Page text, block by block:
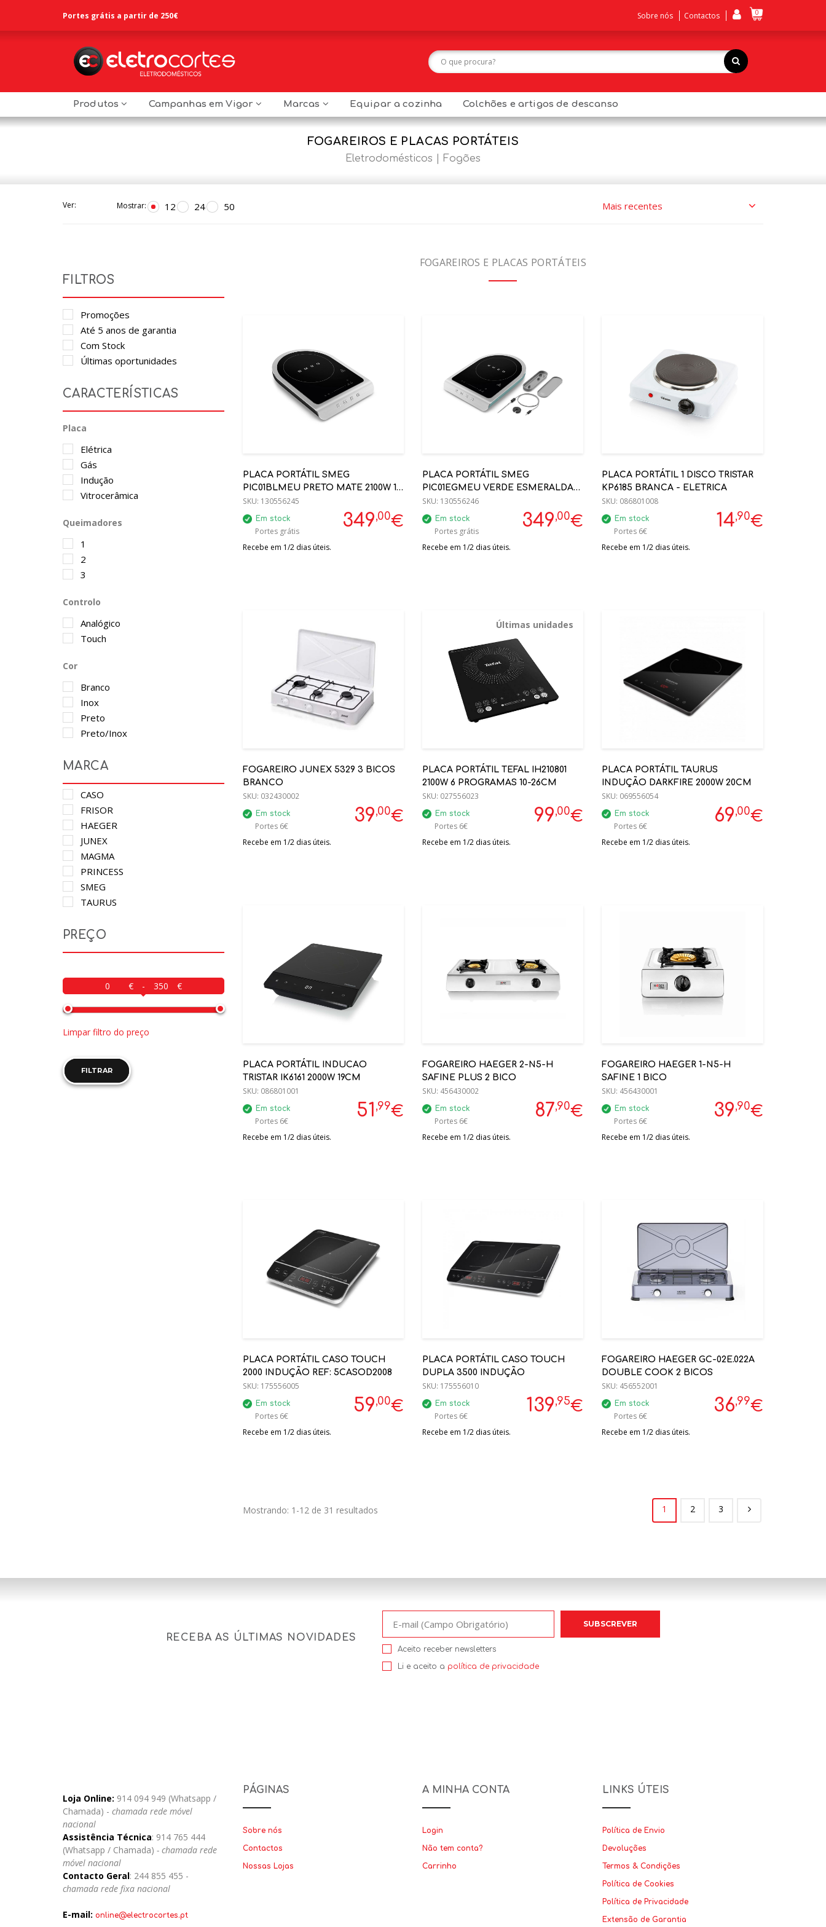
Portes grátis a partir de 250€ Sobre nós Contactos 0
Produtos Campanhas em Vigor Marcas Equipar a cozinha Colchões e artigos de descanso
FOGAREIROS E PLACAS PORTÁTEIS
Eletrodomésticos Fogões
Ver: Mostrar: 12 24 50
FILTROS
Promoções
Até 5 anos de garantia
Com Stock
Últimas oportunidades
CARACTERÍSTICAS
Placa
Elétrica
Gás
Indução
Vitrocerâmica
Queimadores
1
2
3
Controlo
Analógico
Touch
Cor
Branco
Inox
Preto
Preto/Inox
MARCA
CASO
FRISOR
HAEGER
JUNEX
MAGMA
PRINCESS
SMEG
TAURUS
TEFAL
PREÇO
-
Limpar filtro do preço
FILTRAR
FOGAREIROS E PLACAS PORTÁTEIS
PLACA PORTÁTIL SMEG
PIC01BLMEU PRETO MATE 2100W 1
FOCO
349,00€
SKU: 130556245
Em stock
Portes grátis
Recebe em 1/2 dias úteis.
PLACA PORTÁTIL SMEG
PIC01EGMEU VERDE ESMERALDA
MATE 2100W 1 FOCO
349,00€
SKU: 130556246
Em stock
Portes grátis
Recebe em 1/2 dias úteis.
PLACA PORTÁTIL 1 DISCO TRISTAR
KP6185 BRANCA - ELETRICA
14,90€
SKU: 086801008
Em stock
Portes 6€
Recebe em 1/2 dias úteis.
FOGAREIRO JUNEX 5329 3 BICOS
BRANCO
39,00€
SKU: 032430002
Em stock
Portes 6€
Recebe em 1/2 dias úteis.
Últimas unidades
PLACA PORTÁTIL TEFAL IH210801
2100W 6 PROGRAMAS 10-26CM
99,00€
SKU: 027556023
Em stock
Portes 6€
Recebe em 1/2 dias úteis.
PLACA PORTÁTIL TAURUS
INDUÇÃO DARKFIRE 2000W 20CM
69,00€
SKU: 069556054
Em stock
Portes 6€
Recebe em 1/2 dias úteis.
PLACA PORTÁTIL INDUCAO
TRISTAR IK6161 2000W 19CM
51 ,99€
SKU: 086801001
Em stock
Portes 6€
Recebe em 1/2 dias úteis.
FOGAREIRO HAEGER 2-N5-H
SAFINE PLUS 2 BICO
87,90€
SKU: 456430002
Em stock
Portes 6€
Recebe em 1/2 dias úteis.
FOGAREIRO HAEGER 1-N5-H
SAFINE 1 BICO
39,90€
SKU: 456430001
Em stock
Portes 6€
Recebe em 1/2 dias úteis.
PLACA PORTÁTIL CASO TOUCH
2000 INDUÇÃO REF: 5CASOD2008
59,00€
SKU: 175556005
Em stock
Portes 6€
Recebe em 1/2 dias úteis.
PLACA PORTÁTIL CASO TOUCH
DUPLA 3500 INDUÇÃO
139,95€
SKU: 175556010
Em stock
Portes 6€
Recebe em 1/2 dias úteis.
FOGAREIRO HAEGER GC-02E.022A
DOUBLE COOK 2 BICOS
36,99€
SKU: 456552001
Em stock
Portes 6€
Recebe em 1/2 dias úteis.
Mostrando: 1-12 de 31 resultados 1 2 3
RECEBA AS ÚLTIMAS NOVIDADES
Aceito receber newsletters
Li e aceito a política de privacidade
Loja Online: 914 094 949 (Whatsapp /
Chamada) - chamada rede móvel
nacional
Assistência Técnica: 914 765 444
(Whatsapp / Chamada) - chamada rede
móvel nacional
Contacto Geral: 244 855 455 -
chamada rede fixa nacional
E-mail: online@electrocortes.pt
PÁGINAS
Sobre nós
Contactos
Nossas Lojas
A MINHA CONTA
Login
Não tem conta?
Carrinho
LINKS ÚTEIS
Política de Envio
Devoluções
Termos & Condições
Política de Cookies
Política de Privacidade
Extensão de Garantia